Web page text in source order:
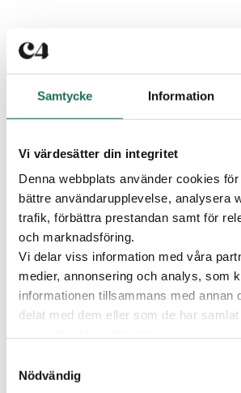
Samtycke Information
Vi värdesätter din integritet
Denna webbplats använder cookies
bättre användarupplevelse, analysera
trafik, förbättra prestandan samt för
och marknadsföring.
Vi delar viss information med våra
medier, annonsering och analys, som
informationen tillsammans med annan
delat med dem eller som de har samlat
Nödvändig
Publicerad
NORDIC
ÖPPNAR PÅ C4
SHOPPING
Nordic Wellness fortsätter att
Sverige och nu står det klart att
2300 kvm stor anläggning på
Shopping i Kristianstad.
Eurocommercial har tecknat
träningskedjan Nordic Wellness för
Shopping i Kristianstad.
”Etableringen på C4 Shopping blir ett
bidra till svenska folkhälsan och